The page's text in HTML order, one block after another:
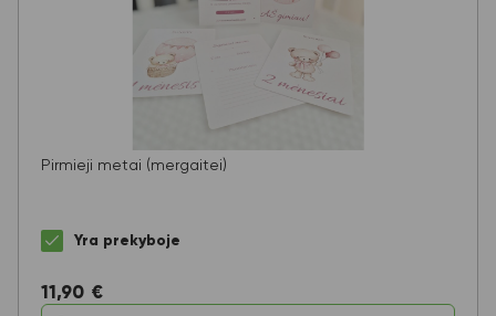
Pirmieji metai (mergaitei)
Yra prekyboje
11,90 €